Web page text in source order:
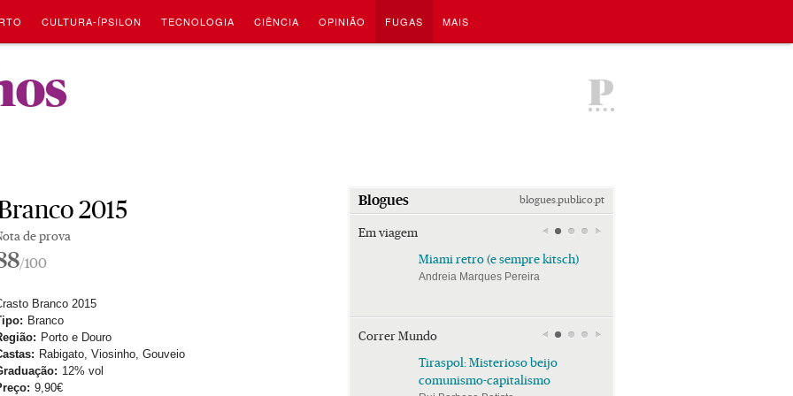
CULTURA-ÍPSILON TECNOLOGIA CIÊNCIA OPINIÃO FUGAS MAIS
P
2015
de prova
/100
Branco 2015
Branco
Porto e Douro
Rabigato, Viosinho, Gouveio
12% vol
9,90€
Blogues blogues.publico.pt
Em viagem
Miami retro (e sempre kitsch)
Andreia Marques Pereira
Correr Mundo
Tiraspol: Misterioso beijo
comunismo-capitalismo